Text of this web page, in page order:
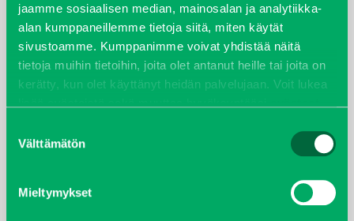
jaamme sosiaalisen median, mainosalan ja analytiikka-
alan kumppaneillemme tietoja siitä, miten käytät
sivustoamme. Kumppanimme voivat yhdistää näitä
tietoja muihin tietoihin, joita olet antanut heille tai joita on
kerätty, kun olet käyttänyt heidän palvelujaan. Voit lukea
valinta
Välttämätön
Mieltymykset
syyskuu 2023
joulukuu 2022
huhtikuu 2022
helmikuu 2022